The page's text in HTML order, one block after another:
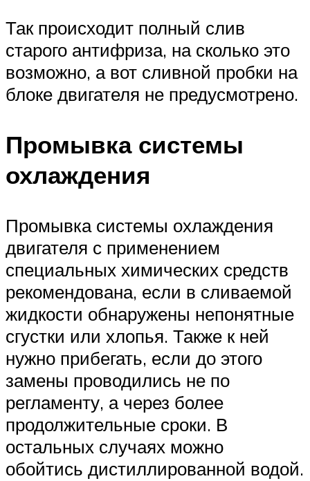
Так происходит полный слив
старого антифриза, на сколько это
возможно, а вот сливной пробки на
блоке двигателя не предусмотрено.
Промывка системы
охлаждения
Промывка системы охлаждения
двигателя с применением
специальных химических средств
рекомендована, если в сливаемой
жидкости обнаружены непонятные
сгустки или хлопья. Также к ней
нужно прибегать, если до этого
замены проводились не по
регламенту, а через более
продолжительные сроки. В
остальных случаях можно
обойтись дистиллированной водой.